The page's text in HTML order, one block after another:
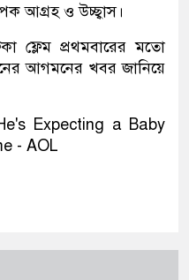
আগ্রহ ও উচ্ছ্বাস।
ফ্লেম প্রথমবারের মতো
আগমনের খবর জানিয়ে